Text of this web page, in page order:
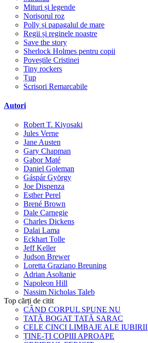
Mituri și legende
Norișorul roz
Polly și papagalul de mare
Regii și reginele noastre
Save the story
Sherlock Holmes pentru copii
Poveștile Cristinei
Tiny rockers
Țup
Scrisori Remarcabile
Autori
Robert T. Kiyosaki
Jules Verne
Jane Austen
Gary Chapman
Gabor Maté
Daniel Goleman
Gáspár György
Joe Dispenza
Esther Perel
Brené Brown
Dale Carnegie
Charles Dickens
Dalai Lama
Eckhart Tolle
Jeff Keller
Judson Brewer
Loretta Graziano Breuning
Adrian Asoltanie
Napoleon Hill
Nassim Nicholas Taleb
Top cărți de citit
CÂND CORPUL SPUNE NU
TATĂ BOGAT TATĂ SARAC
CELE CINCI LIMBAJE ALE IUBIRII
ȚINE-ȚI COPIII APROAPE